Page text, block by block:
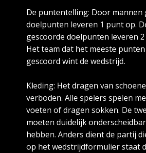
De puntentelling: Door mannen
doelpunten leveren 1 punt op.
gescoorde doelpunten leveren
Het team dat het meeste
gescoord wint de wedstrijd.
Kleding: Het dragen van
verboden. Alle spelers spelen
voeten of dragen sokken. De
moeten duidelijk
hebben. Anders dient de partij
op het wedstrijdformulier staat